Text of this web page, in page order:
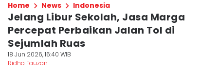
Home News Indonesia
Jelang Libur Sekolah, Jasa Marga
Percepat Perbaikan Jalan Tol di
Sejumlah Ruas
18 Jun 2026, 16:40 WIB
Ridho Fauzan